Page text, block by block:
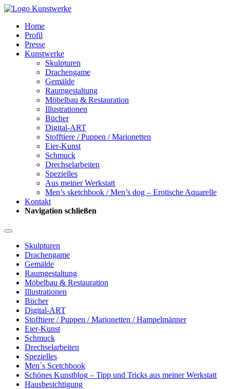
Home
Profil
Presse
Kunstwerke
Skulpturen
Drachengame
Gemälde
Raumgestaltung
Möbelbau & Restauration
Illustrationen
Bücher
Digital-ART
Stofftiere / Puppen / Marionetten
Eier-Kunst
Schmuck
Drechselarbeiten
Spezielles
Aus meiner Werkstatt
Men’s sketchbook / Men’s dog – Erotische Aquarelle
Kontakt
Navigation schließen
Skulpturen
Drachengame
Gemälde
Raumgestaltung
Möbelbau & Restauration
Illustrationen
Bücher
Digital-ART
Stofftiere / Puppen / Marionetten / Hampelmänner
Eier-Kunst
Schmuck
Drechselarbeiten
Spezielles
Men´s Scetchbook
Schönes Kunstblog – Tipp und Tricks aus meiner Werkstatt
Hausbesichtigung